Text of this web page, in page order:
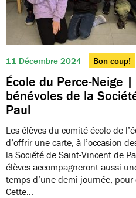
11 Décembre 2024 Bon coup!
École du Perce-Neige
bénévoles de la
Paul
Les élèves du comité écolo de
d’offrir une carte, à l’occasion
la Société de Saint-Vincent de
élèves accompagneront aussi
temps d’une demi-journée,
Cette…